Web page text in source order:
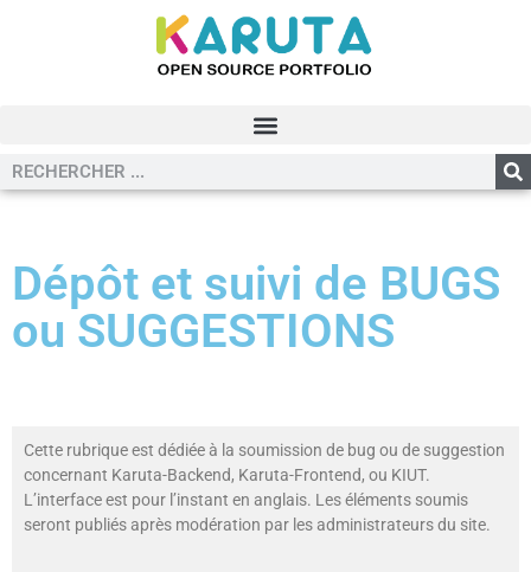
Dépôt et suivi de BUGS
ou SUGGESTIONS
Cette rubrique est dédiée à la soumission de bug ou de suggestion
concernant Karuta-Backend, Karuta-Frontend, ou KIUT.
L’interface est pour l’instant en anglais. Les éléments soumis
seront publiés après modération par les administrateurs du site.